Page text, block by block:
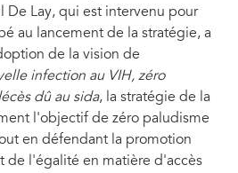
De Lay, qui est intervenu pour
au lancement de la stratégie, a
de la vision de
infection au VIH, zéro
dû au sida, la stratégie de la
l'objectif de zéro paludisme
en défendant la promotion
de l'égalité en matière d'accès